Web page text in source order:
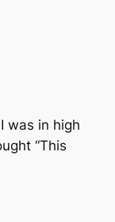
was in high
“This